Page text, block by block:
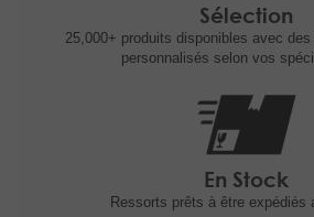
Sélection
25,000+ produits disponibles avec
personnalisés selon vos
En Stock
Ressorts prêts à être expédiés